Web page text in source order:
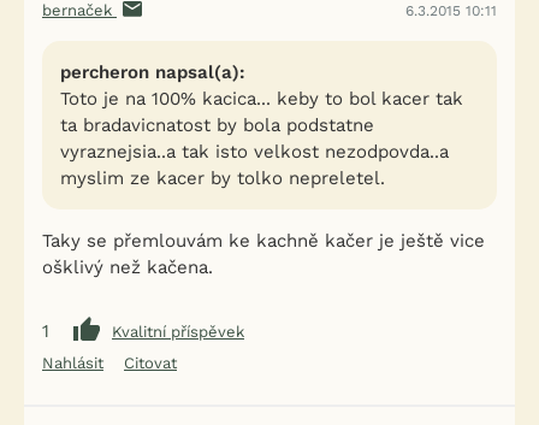
bernaček 6.3.2015 10:11
percheron napsal(a):
Toto je na 100% kacica... keby to bol kacer tak
ta bradavicnatost by bola podstatne
vyraznejsia..a tak isto velkost nezodpovda..a
myslim ze kacer by tolko nepreletel.
Taky se přemlouvám ke kachně kačer je ještě vice
ošklivý než kačena.
1
Kvalitní příspěvek
Nahlásit
Citovat